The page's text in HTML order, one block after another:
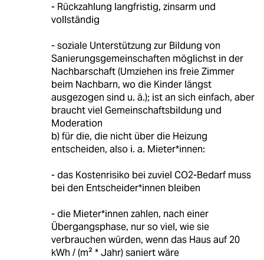
- Rückzahlung langfristig, zinsarm und
vollständig
- soziale Unterstützung zur Bildung von
Sanierungsgemeinschaften möglichst in der
Nachbarschaft (Umziehen ins freie Zimmer
beim Nachbarn, wo die Kinder längst
ausgezogen sind u. ä.); ist an sich einfach, aber
braucht viel Gemeinschaftsbildung und
Moderation
b) für die, die nicht über die Heizung
entscheiden, also i. a. Mieter*innen:
- das Kostenrisiko bei zuviel CO2-Bedarf muss
bei den Entscheider*innen bleiben
- die Mieter*innen zahlen, nach einer
Übergangsphase, nur so viel, wie sie
verbrauchen würden, wenn das Haus auf 20
kWh / (m² * Jahr) saniert wäre